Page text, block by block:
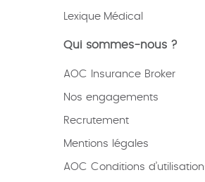
Lexique Médical
Qui sommes-nous ?
AOC Insurance Broker
Nos engagements
Recrutement
Mentions légales
AOC Conditions